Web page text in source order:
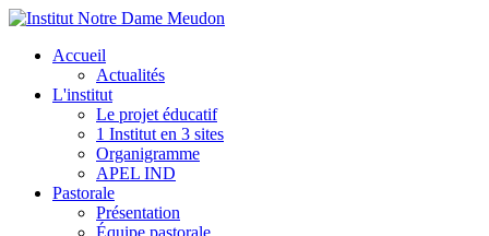
Accueil
Actualités
L'institut
Le projet éducatif
1 Institut en 3 sites
Organigramme
APEL IND
Pastorale
Présentation
Équipe pastorale